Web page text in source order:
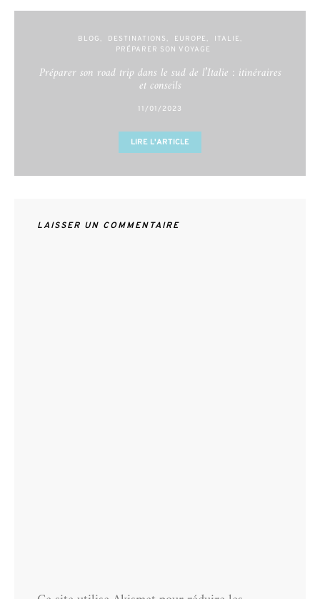
BLOG DESTINATIONS EUROPE
ITALIE
PRÉPARER SON VOYAGE
Préparer son road trip dans le sud de l’Italie : itinéraires
et conseils
11/01/2023
LIRE L'ARTICLE
LAISSER UN COMMENTAIRE